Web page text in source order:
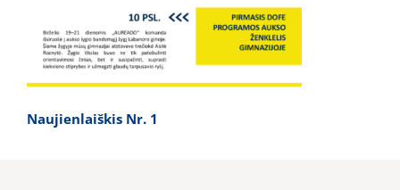
Naujienlaiškis Nr. 1